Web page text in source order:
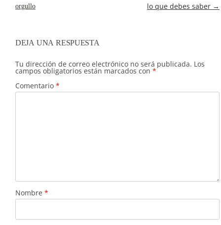
DE
orgullo
lo que debes saber →
DEJA UNA RESPUESTA
Tu dirección de correo electrónico no será publicada. Los
campos obligatorios están marcados con *
Comentario *
Nombre *